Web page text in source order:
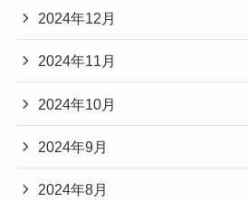
2024年12月
2024年11月
2024年10月
2024年9月
2024年8月